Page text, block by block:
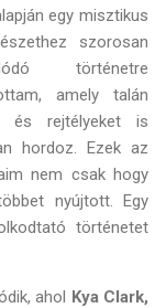
egy misztikus
szorosan
történetre
amely talán
és rejtélyeket is
hordoz. Ezek az
nem csak hogy
nyújtott. Egy
történetet
ahol Kya Clark,